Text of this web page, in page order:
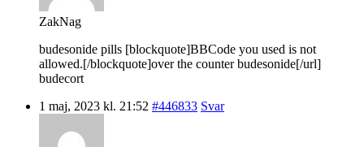
ZakNag
budesonide pills [blockquote]BBCode you used is not
allowed.[/blockquote]over the counter budesonide[/url]
budecort
1 maj, 2023 kl. 21:52 #446833 Svar